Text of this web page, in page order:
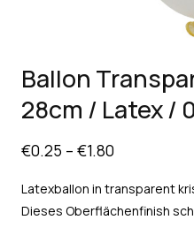
Ballon
28cm / Latex /
€0.25 – €1.80
Latexballon in transparent
Dieses Oberflächenfinish